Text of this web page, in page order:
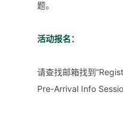
题。
活动报名：
请查找邮箱找到
Pre-Arrival Info